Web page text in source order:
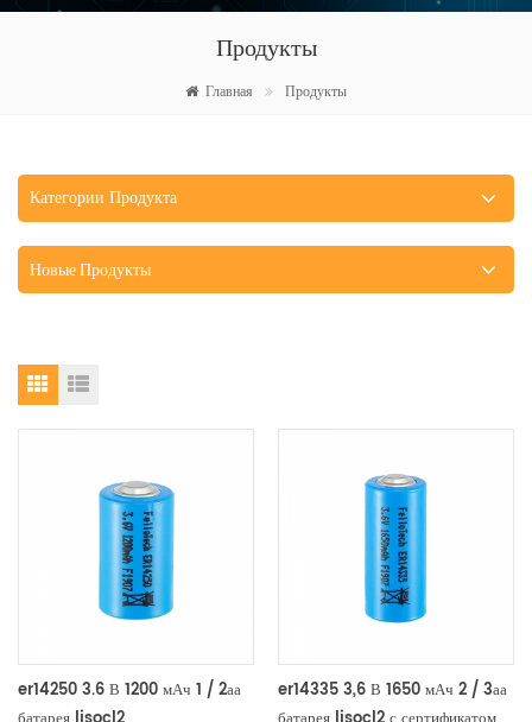
Продукты
Главная Продукты
Категории Продукта
Новые Продукты
er14250 3.6 В 1200 мАч 1 / 2аа
er14335 3,6 В 1650 мАч 2 / 3аа